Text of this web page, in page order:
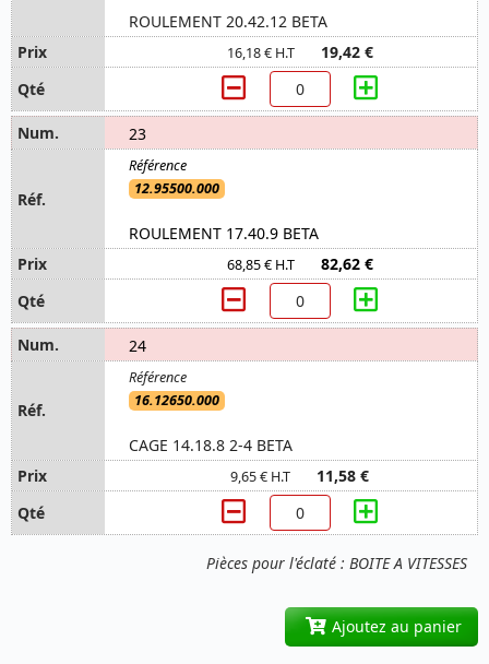
Pièces pour l'éclaté : BOITE A VITESSES
ROULEMENT 20.42.12 BETA
16,18 € H.T 19,42 €
23
12.95500.000
ROULEMENT 17.40.9 BETA
68,85 € H.T 82,62 €
24
16.12650.000
CAGE 14.18.8 2-4 BETA
9,65 € H.T 11,58 €
Ajoutez au panier